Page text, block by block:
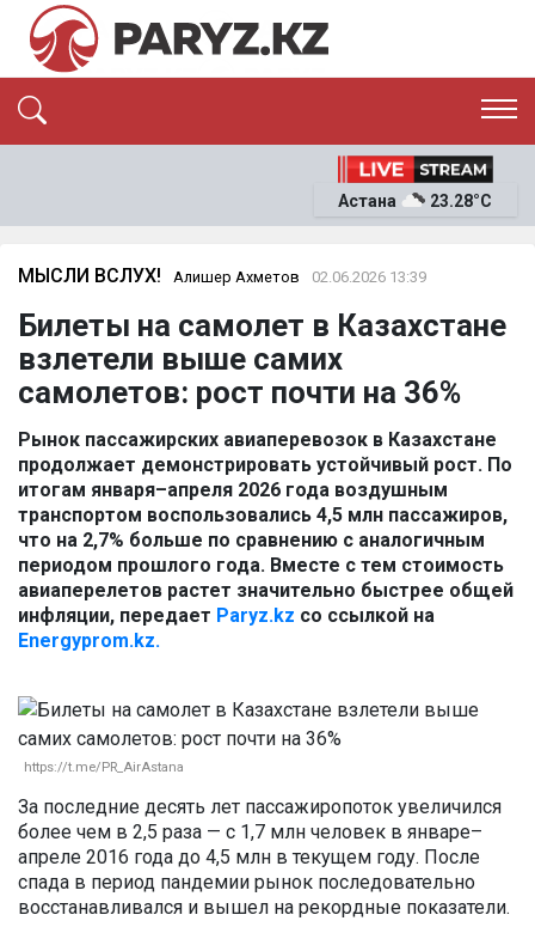
ЭКОНОМИКА
ОҚИҒА
News
Астана 23.28°C
МЫСЛИ ВСЛУХ! Алишер Ахметов 02.06.2026 13:39
Билеты на самолет в Казахстане
взлетели выше самих
самолетов: рост почти на 36%
Рынок пассажирских авиаперевозок в Казахстане
продолжает демонстрировать устойчивый рост. По
итогам января–апреля 2026 года воздушным
транспортом воспользовались 4,5 млн пассажиров,
что на 2,7% больше по сравнению с аналогичным
периодом прошлого года. Вместе с тем стоимость
авиаперелетов растет значительно быстрее общей
инфляции, передает Paryz.kz со ссылкой на
Energyprom.kz.
https://t.me/PR_AirAstana
За последние десять лет пассажиропоток увеличился
более чем в 2,5 раза — с 1,7 млн человек в январе–
апреле 2016 года до 4,5 млн в текущем году. После
спада в период пандемии рынок последовательно
восстанавливался и вышел на рекордные показатели.